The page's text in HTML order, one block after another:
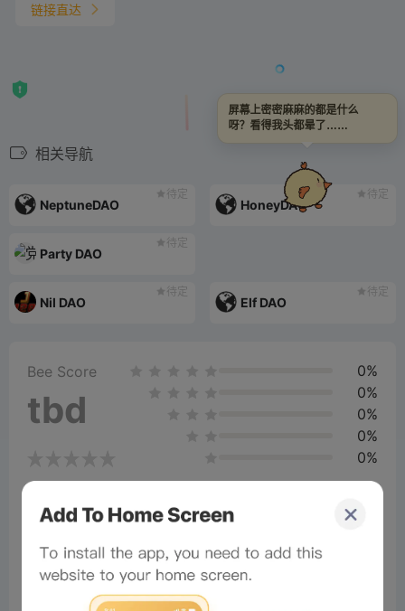
链接直达
相关导航
待定
NeptuneDAO
待定
HoneyDAO
待定
Party DAO
待定
Nil DAO
待定
Elf DAO
Bee Score
tbd
0%
0%
0%
0%
0%
Comments(2) New
Comments:
屏幕上密密麻麻的都是什么
呀？看得我头都晕了……